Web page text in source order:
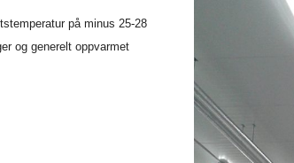
på minus 25-28
og generelt oppvarmet